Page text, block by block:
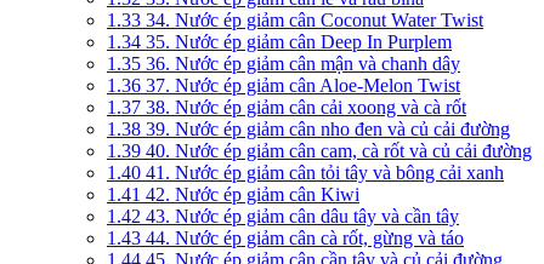
1.33 34. Nước ép giảm cân Coconut Water Twist
1.34 35. Nước ép giảm cân Deep In Purplem
1.35 36. Nước ép giảm cân mận và chanh dây
1.36 37. Nước ép giảm cân Aloe-Melon Twist
1.37 38. Nước ép giảm cân cải xoong và cà rốt
1.38 39. Nước ép giảm cân nho đen và củ cải đường
1.39 40. Nước ép giảm cân cam, cà rốt và củ cải đường
1.40 41. Nước ép giảm cân tỏi tây và bông cải xanh
1.41 42. Nước ép giảm cân Kiwi
1.42 43. Nước ép giảm cân dâu tây và cần tây
1.43 44. Nước ép giảm cân cà rốt, gừng và táo
1.44 45. Nước ép giảm cân cần tây và củ cải đường